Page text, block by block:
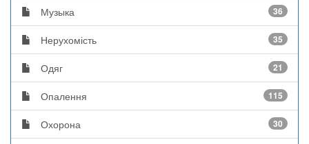
Музыка 36
Нерухомість 35
Одяг 21
Опалення 115
Охорона 30